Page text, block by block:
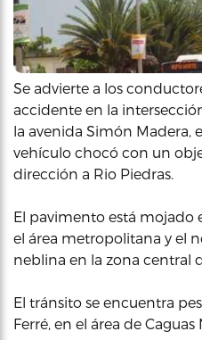
Se advierte a los
accidente en la
la avenida Simón Madera,
vehículo chocó con un
dirección a Rio Piedras.
El pavimento está mojado
el área metropolitana y el
neblina en la zona central
El tránsito se encuentra
Ferré, en el área de